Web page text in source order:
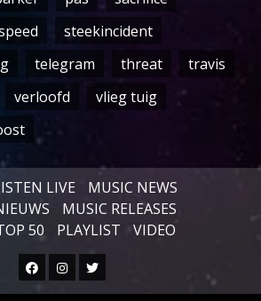
steekincident
telegram threat
travis
verloofd
vlieg tuig
LIVE
MUSIC NEWS
MUSIC RELEASES
50
PLAYLIST VIDEO
Facebook
Instagram
Twitter